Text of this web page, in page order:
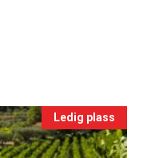
Ledig plass